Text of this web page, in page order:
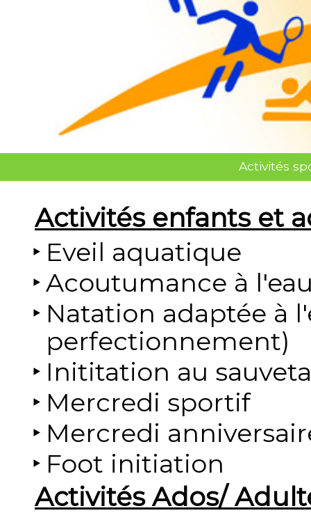
Activités
Activités enfants et
Eveil aquatique
Acoutumance à
Natation adaptée à
perfectionnement)
Inititation au
Mercredi sportif
Mercredi
Foot initiation
Activités Ados/